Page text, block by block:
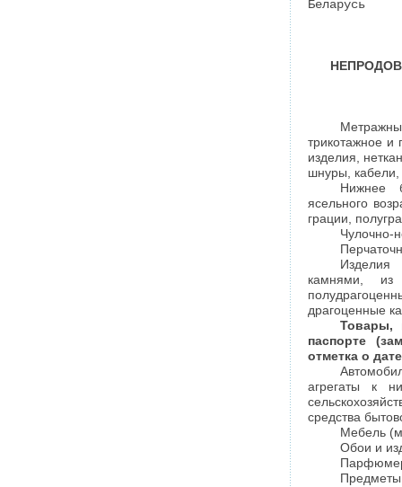
Беларусь
трикотажное и
изделия,
шнуры, кабели,
Нижнее
ясельного
грации,
Чулочно-
Изделия
камнями, из
драгоценные
Товары,
паспорте
отметка о
агрегаты к
средства
Мебель
Обои и